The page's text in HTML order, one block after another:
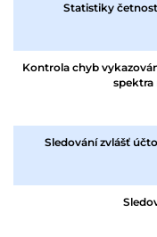
Statistiky
Kontrola chyb
spektra
Sledování zvlášť